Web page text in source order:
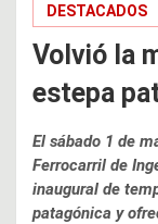
DESTACADOS
Volvió la
estepa
El sábado 1 de
Ferrocarril de
inaugural de
patagónica y